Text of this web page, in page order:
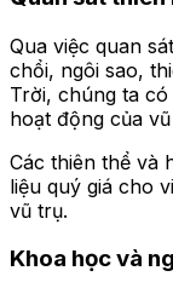
Qua việc quan
chổi, ngôi sao,
Trời, chúng ta
hoạt động của
Các thiên thể và
liệu quý giá cho
vũ trụ.
Khoa học và